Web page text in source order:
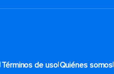
|Términos de uso|Quiénes somos|